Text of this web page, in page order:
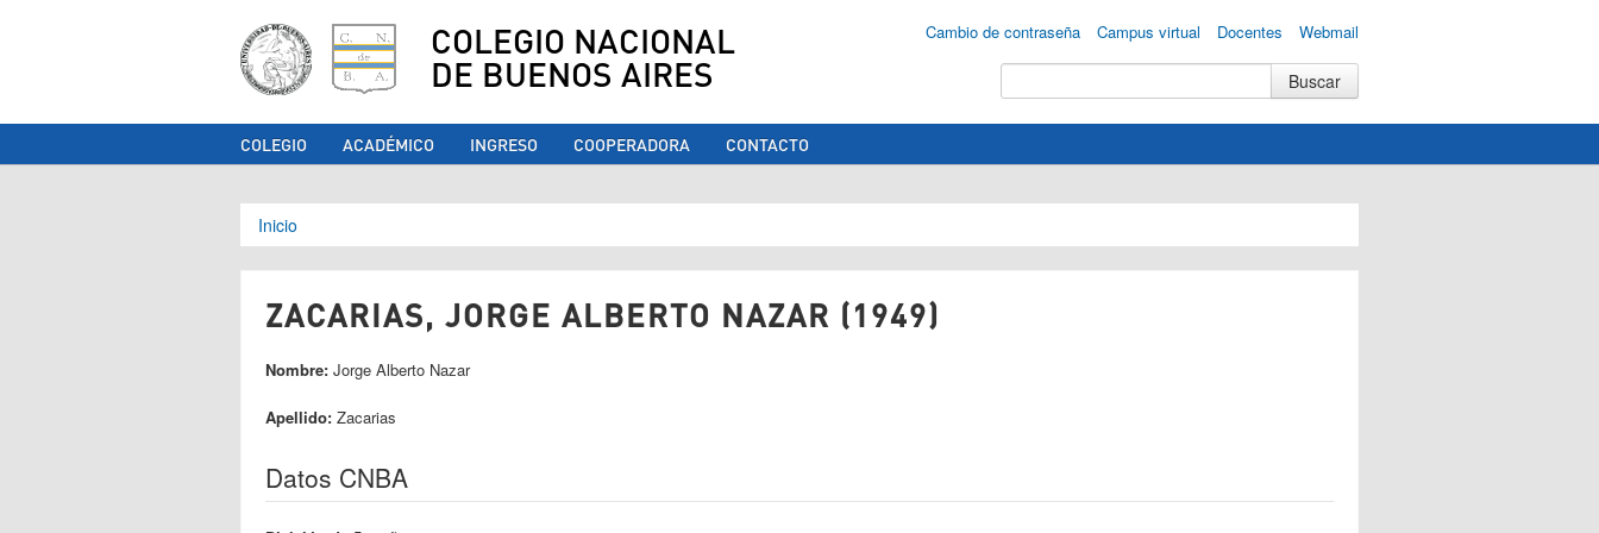
COLEGIO NACIONAL
DE BUENOS AIRES
Cambio de contraseña Campus virtual Docentes Webmail
COLEGIO ACADÉMICO INGRESO COOPERADORA CONTACTO
Se encuentra usted aquí
Inicio
ZACARIAS, JORGE ALBERTO NAZAR (1949)
Nombre: Jorge Alberto Nazar
Apellido: Zacarias
Datos CNBA